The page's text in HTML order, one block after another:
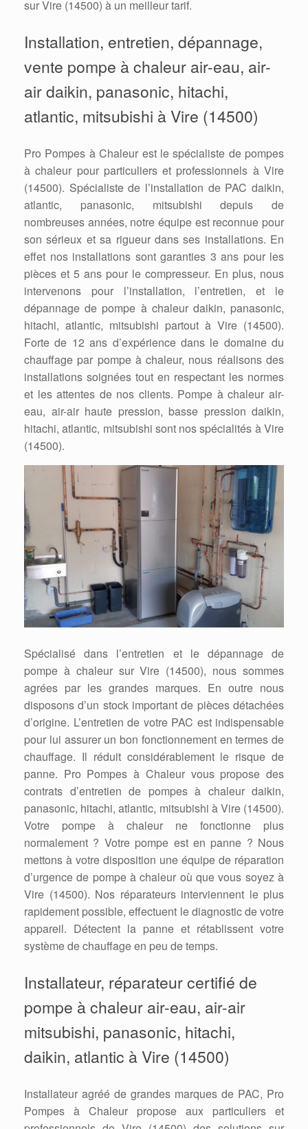
sur Vire (14500) à un meilleur tarif.
Installation, entretien, dépannage,
vente pompe à chaleur air-eau, air-
air daikin, panasonic, hitachi,
atlantic, mitsubishi à Vire (14500)
Pro Pompes à Chaleur est le spécialiste de pompes
à chaleur pour particuliers et professionnels à Vire
(14500). Spécialiste de l’installation de PAC daikin,
atlantic, panasonic, mitsubishi depuis de
nombreuses années, notre équipe est reconnue pour
son sérieux et sa rigueur dans ses installations. En
effet nos installations sont garanties 3 ans pour les
pièces et 5 ans pour le compresseur. En plus, nous
intervenons pour l’installation, l’entretien, et le
dépannage de pompe à chaleur daikin, panasonic,
hitachi, atlantic, mitsubishi partout à Vire (14500).
Forte de 12 ans d’expérience dans le domaine du
chauffage par pompe à chaleur, nous réalisons des
installations soignées tout en respectant les normes
et les attentes de nos clients. Pompe à chaleur air-
eau, air-air haute pression, basse pression daikin,
hitachi, atlantic, mitsubishi sont nos spécialités à Vire
(14500).
Spécialisé dans l’entretien et le dépannage de
pompe à chaleur sur Vire (14500), nous sommes
agrées par les grandes marques. En outre nous
disposons d’un stock important de pièces détachées
d’origine. L’entretien de votre PAC est indispensable
pour lui assurer un bon fonctionnement en termes de
chauffage. Il réduit considérablement le risque de
panne. Pro Pompes à Chaleur vous propose des
contrats d’entretien de pompes à chaleur daikin,
panasonic, hitachi, atlantic, mitsubishi à Vire (14500).
Votre pompe à chaleur ne fonctionne plus
normalement ? Votre pompe est en panne ? Nous
mettons à votre disposition une équipe de réparation
d’urgence de pompe à chaleur où que vous soyez à
Vire (14500). Nos réparateurs interviennent le plus
rapidement possible, effectuent le diagnostic de votre
appareil. Détectent la panne et rétablissent votre
système de chauffage en peu de temps.
Installateur, réparateur certifié de
pompe à chaleur air-eau, air-air
mitsubishi, panasonic, hitachi,
daikin, atlantic à Vire (14500)
Installateur agréé de grandes marques de PAC, Pro
Pompes à Chaleur propose aux particuliers et